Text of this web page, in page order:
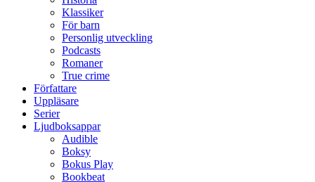
Klassiker
För barn
Personlig utveckling
Podcasts
Romaner
True crime
Författare
Uppläsare
Serier
Ljudboksappar
Audible
Boksy
Bokus Play
Bookbeat